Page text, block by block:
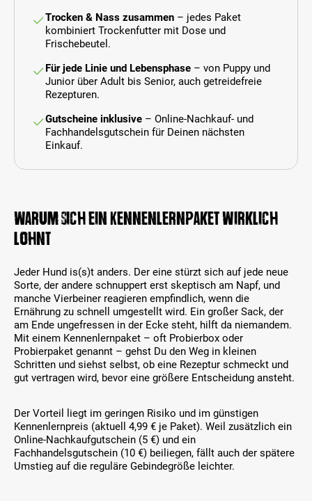
Trocken & Nass zusammen – jedes Paket
kombiniert Trockenfutter mit Dose und
Frischebeutel.
Für jede Linie und Lebensphase – von Puppy und
Junior über Adult bis Senior, auch getreidefreie
Rezepturen.
Gutscheine inklusive – Online-Nachkauf- und
Fachhandelsgutschein für Deinen nächsten
Einkauf.
Warum sich ein Kennenlernpaket wirklich
lohnt
Jeder Hund is(s)t anders. Der eine stürzt sich auf jede neue
Sorte, der andere schnuppert erst skeptisch am Napf, und
manche Vierbeiner reagieren empfindlich, wenn die
Ernährung zu schnell umgestellt wird. Ein großer Sack, der
am Ende ungefressen in der Ecke steht, hilft da niemandem.
Mit einem Kennenlernpaket – oft Probierbox oder
Probierpaket genannt – gehst Du den Weg in kleinen
Schritten und siehst selbst, ob eine Rezeptur schmeckt und
gut vertragen wird, bevor eine größere Entscheidung ansteht.
Der Vorteil liegt im geringen Risiko und im günstigen
Kennenlernpreis (aktuell 4,99 € je Paket). Weil zusätzlich ein
Online-Nachkaufgutschein (5 €) und ein
Fachhandelsgutschein (10 €) beiliegen, fällt auch der spätere
Umstieg auf die reguläre Gebindegröße leichter.